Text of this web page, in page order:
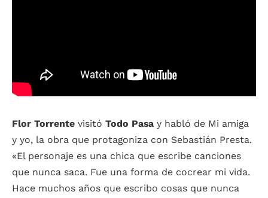
Flor Torrente visitó Todo Pasa y habló de Mi amiga
y yo, la obra que protagoniza con Sebastián Presta.
«El personaje es una chica que escribe canciones
que nunca saca. Fue una forma de cocrear mi vida.
Hace muchos años que escribo cosas que nunca